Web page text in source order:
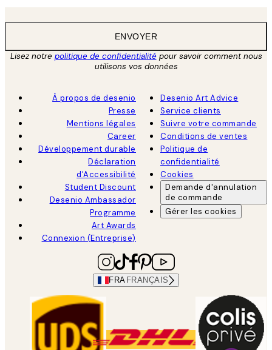
ENVOYER
Lisez notre politique de confidentialitépour savoir comment nous
utilisons vos données
À propos de desenio
Presse
Mentions légales
Career
Développement durable
Déclaration
d'Accessibilité
Student Discount
Desenio Ambassador
Programme
Art Awards
Connexion (Entreprise)
Desenio Art Advice
Service clients
Suivre votre commande
Conditions de ventes
Politique de
confidentialité
Cookies
Demande d'annulation
de commande
Gérer les cookies
FRA FRANÇAIS